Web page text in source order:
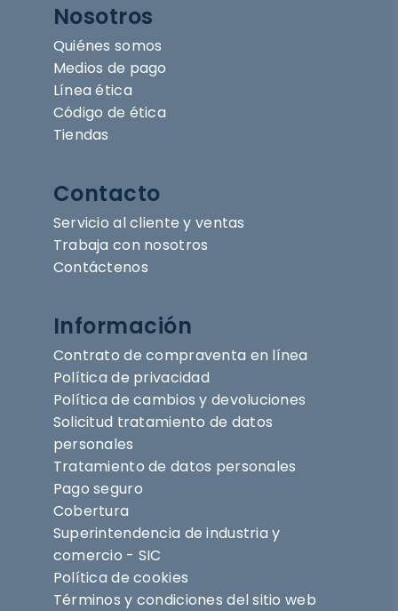
Nosotros
Quiénes somos
Medios de pago
Línea ética
Código de ética
Tiendas
Contacto
Servicio al cliente y ventas
Trabaja con nosotros
Contáctenos
Información
Contrato de compraventa en línea
Política de privacidad
Política de cambios y devoluciones
Solicitud tratamiento de datos
personales
Tratamiento de datos personales
Pago seguro
Cobertura
Superintendencia de industria y
comercio - SIC
Política de cookies
Términos y condiciones del sitio web